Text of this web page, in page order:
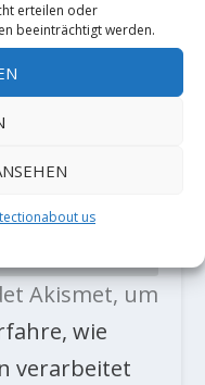
erteilen oder
beeinträchtigt werden.
about us
Akismet, um
wie
verarbeitet